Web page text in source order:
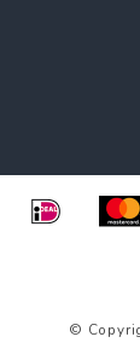
©